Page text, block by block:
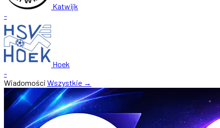
Katwijk
-
Hoek
-
Wiadomości Wszystkie →